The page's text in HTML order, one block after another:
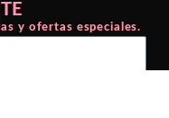
y ofertas especiales.